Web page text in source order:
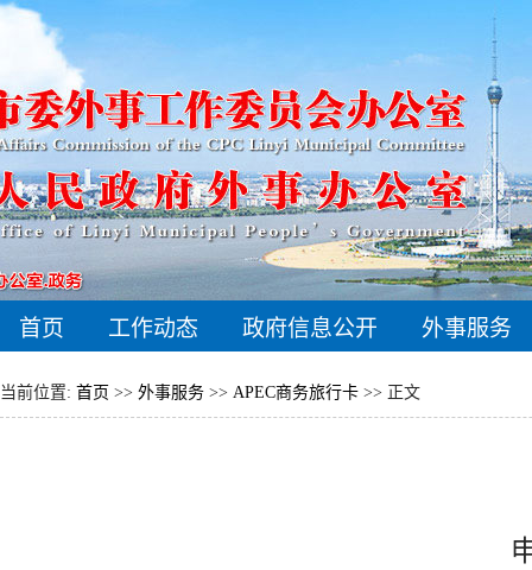
首页 工作动态 政府信息公开 外事服务
当前位置: 首页 >> 外事服务 >> APEC商务旅行卡 >> 正文